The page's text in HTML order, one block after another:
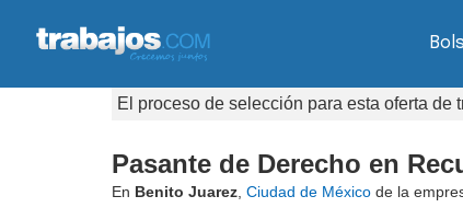
El proceso de selección para esta oferta de
Pasante de Derecho en
En Benito Juarez Ciudad de México de la